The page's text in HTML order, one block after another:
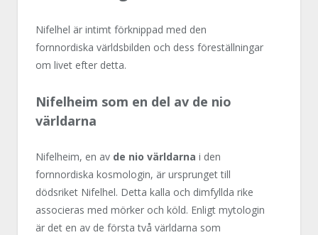
Nifelhel är intimt förknippad med den
fornnordiska världsbilden och dess föreställningar
om livet efter detta.
Nifelheim som en del av de nio
världarna
Nifelheim, en av de nio världarna i den
fornnordiska kosmologin, är ursprunget till
dödsriket Nifelhel. Detta kalla och dimfyllda rike
associeras med mörker och köld. Enligt mytologin
är det en av de första två världarna som